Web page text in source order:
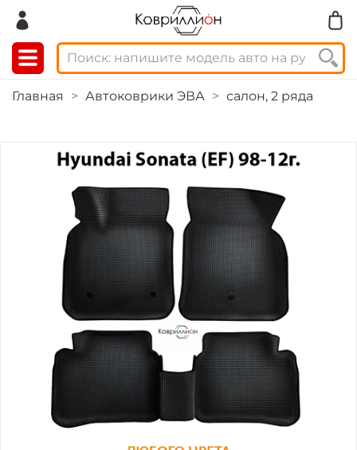
Главная Автоковрики ЭВА салон, 2 ряда